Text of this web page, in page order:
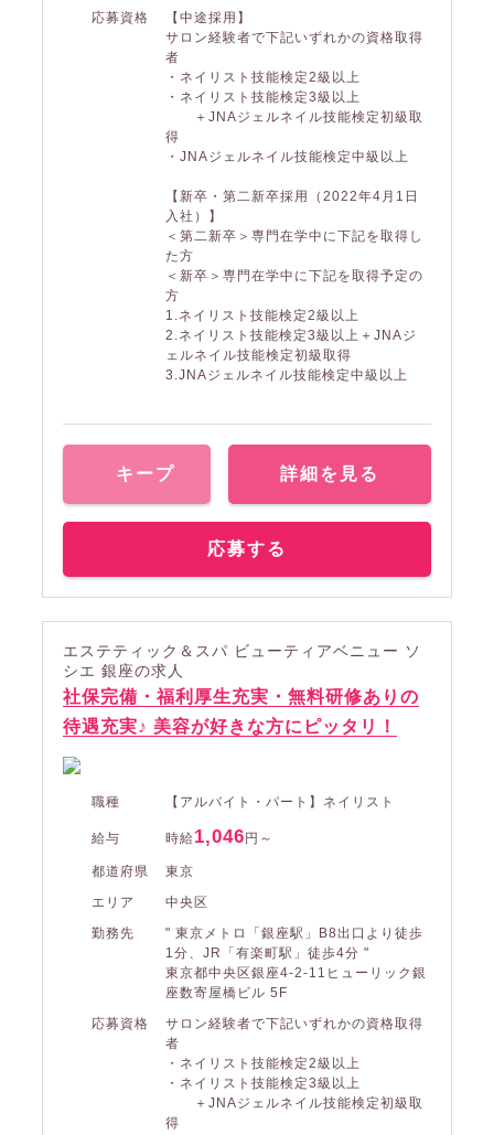
応募資格
【中途採用】
サロン経験者で下記いずれかの資格取得
者
・ネイリスト技能検定2級以上
・ネイリスト技能検定3級以上
＋JNAジェルネイル技能検定初級取
得
・JNAジェルネイル技能検定中級以上
【新卒・第二新卒採用（2022年4月1日
入社）】
＜第二新卒＞専門在学中に下記を取得し
た方
＜新卒＞専門在学中に下記を取得予定の
方
1.ネイリスト技能検定2級以上
2.ネイリスト技能検定3級以上＋JNAジ
ェルネイル技能検定初級取得
3.JNAジェルネイル技能検定中級以上
キープ 詳細を見る
応募する
エステティック＆スパ ビューティアベニュー ソ
シエ 銀座の求人
社保完備・福利厚生充実・無料研修ありの
待遇充実♪ 美容が好きな方にピッタリ！
職種 【アルバイト・パート】ネイリスト
給与 時給1,046 円～
都道府県
東京
エリア
中央区
勤務先
" 東京メトロ「銀座駅」B8出口より徒歩
1分、JR「有楽町駅」徒歩4分 "
東京都中央区銀座4-2-11ヒューリック銀
座数寄屋橋ビル 5F
応募資格
サロン経験者で下記いずれかの資格取得
者
・ネイリスト技能検定2級以上
・ネイリスト技能検定3級以上
＋JNAジェルネイル技能検定初級取
得